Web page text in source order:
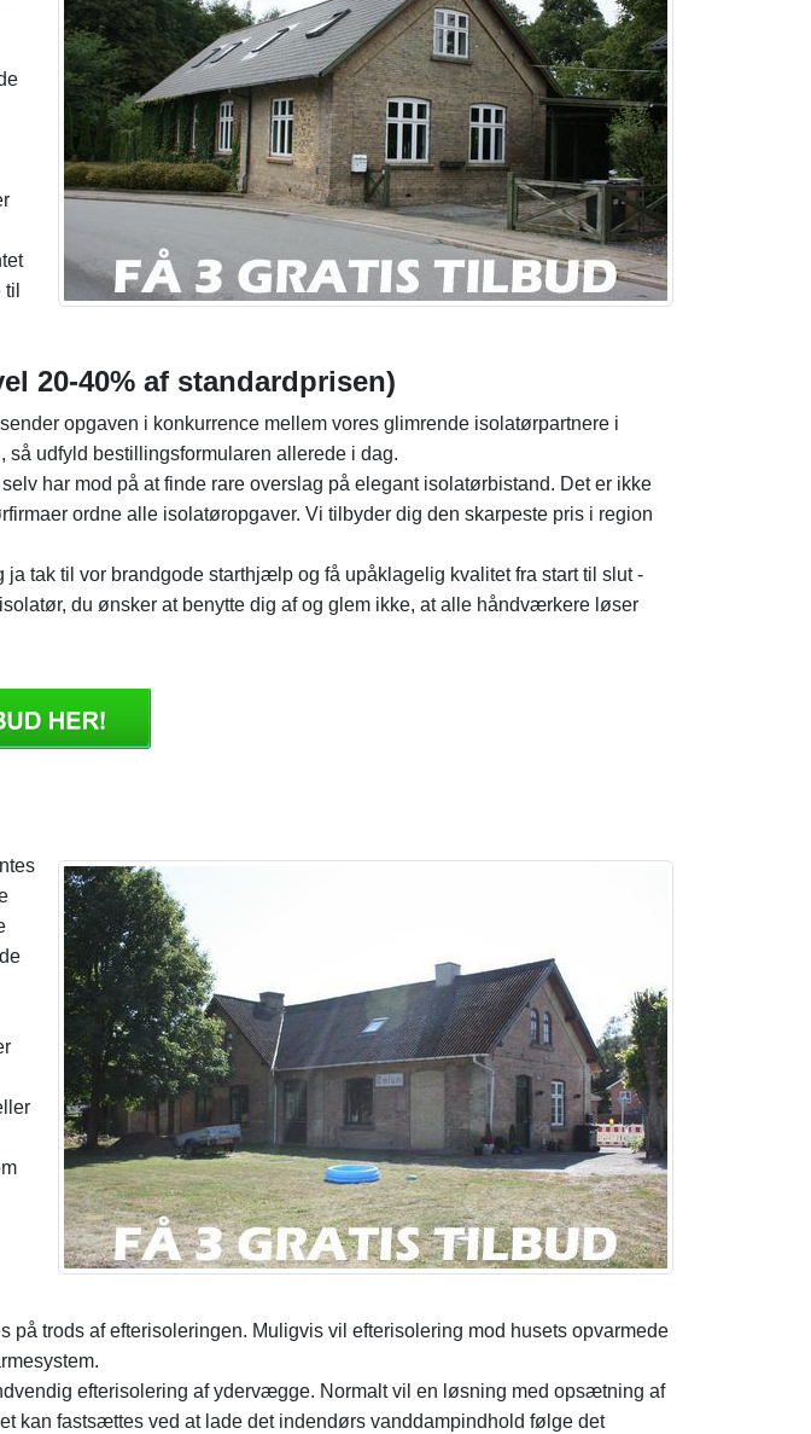
20-40% af standardprisen)
opgaven i konkurrence mellem vores glimrende isolatørpartnere i
udfyld bestillingsformularen allerede i dag.
har mod på at finde rare overslag på elegant isolatørbistand. Det er ikke
ordne alle isolatøropgaver. Vi tilbyder dig den skarpeste pris i region
tak til vor brandgode starthjælp og få upåklagelig kvalitet fra start til slut -
du ønsker at benytte dig af og glem ikke, at alle håndværkere løser
trods af efterisoleringen. Muligvis vil efterisolering mod husets opvarmede
efterisolering af ydervægge. Normalt vil en løsning med opsætning af
kan fastsættes ved at lade det indendørs vanddampindhold følge det